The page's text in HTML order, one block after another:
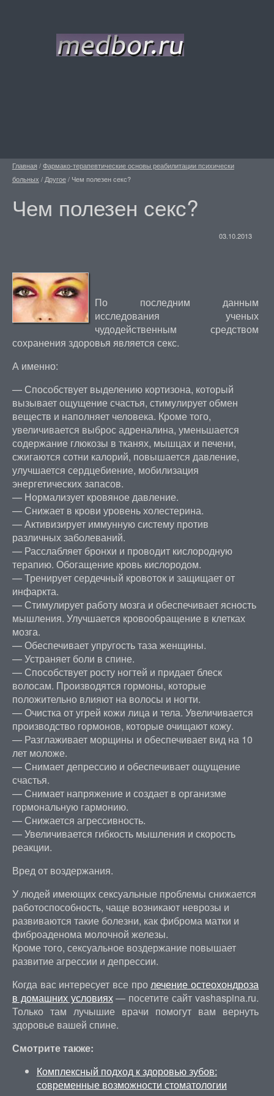
Главная /Фармако-терапевтические основы реабилитации психически
больных / Другое/ Чем полезен секс?
Чем полезен секс?
03.10.2013
По последним данным
исследования ученых
чудодейственным средством
сохранения здоровья является секс.
А именно:
— Способствует выделению кортизона, который
вызывает ощущение счастья, стимулирует обмен
веществ и наполняет человека. Кроме того,
увеличивается выброс адреналина, уменьшается
содержание глюкозы в тканях, мышцах и печени,
сжигаются сотни калорий, повышается давление,
улучшается сердцебиение, мобилизация
энергетических запасов.
— Нормализует кровяное давление.
— Снижает в крови уровень холестерина.
— Активизирует иммунную систему против
различных заболеваний.
— Расслабляет бронхи и проводит кислородную
терапию. Обогащение кровь кислородом.
— Тренирует сердечный кровоток и защищает от
инфаркта.
— Стимулирует работу мозга и обеспечивает ясность
мышления. Улучшается кровообращение в клетках
мозга.
— Обеспечивает упругость таза женщины.
— Устраняет боли в спине.
— Способствует росту ногтей и придает блеск
волосам. Производятся гормоны, которые
положительно влияют на волосы и ногти.
— Очистка от угрей кожи лица и тела. Увеличивается
производство гормонов, которые очищают кожу.
— Разглаживает морщины и обеспечивает вид на 10
лет моложе.
— Снимает депрессию и обеспечивает ощущение
счастья.
— Снимает напряжение и создает в организме
гормональную гармонию.
— Снижается агрессивность.
— Увеличивается гибкость мышления и скорость
реакции.
Вред от воздержания.
У людей имеющих сексуальные проблемы снижается
работоспособность, чаще возникают неврозы и
развиваются такие болезни, как фиброма матки и
фиброаденома молочной железы.
Кроме того, сексуальное воздержание повышает
развитие агрессии и депрессии.
Когда вас интересует все пролечение остеохондроза
в домашних условиях— посетите сайт vashaspina.ru.
Только там лучышие врачи помогут вам вернуть
здоровье вашей спине.
Смотрите также:
Комплексный подход к здоровью зубов:
современные возможности стоматологии